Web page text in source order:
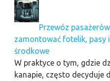
Przewóz
zamontować fotelik, pasy
środkowe
W praktyce o tym, gdzie
kanapie, często decyduje